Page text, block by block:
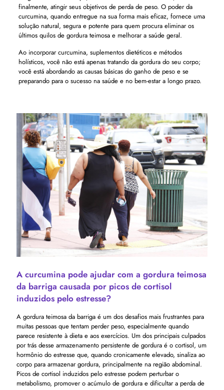
finalmente, atingir seus objetivos de perda de peso. O poder da
curcumina, quando entregue na sua forma mais eficaz, fornece uma
solução natural, segura e potente para quem procura eliminar os
últimos quilos de gordura teimosa e melhorar a saúde geral.
Ao incorporar curcumina, suplementos dietéticos e métodos
holísticos, você não está apenas tratando da gordura do seu corpo;
você está abordando as causas básicas do ganho de peso e se
preparando para o sucesso na saúde e no bem-estar a longo prazo.
A curcumina pode ajudar com a gordura teimosa
da barriga causada por picos de cortisol
induzidos pelo estresse?
A gordura teimosa da barriga é um dos desafios mais frustrantes para
muitas pessoas que tentam perder peso, especialmente quando
parece resistente à dieta e aos exercícios. Um dos principais culpados
por trás desse armazenamento persistente de gordura é o cortisol, um
hormônio do estresse que, quando cronicamente elevado, sinaliza ao
corpo para armazenar gordura, principalmente na região abdominal.
Picos de cortisol induzidos pelo estresse podem perturbar o
metabolismo, promover o acúmulo de gordura e dificultar a perda de